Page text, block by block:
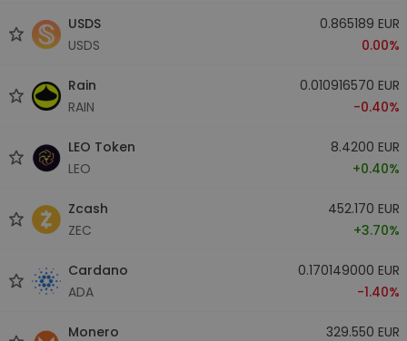
USDS
USDS
0.865189 EUR
0.00%
Rain
RAIN
0.010916570 EUR
-0.40%
LEO Token
LEO
8.4200 EUR
+0.40%
Zcash
ZEC
452.170 EUR
+3.70%
Cardano
ADA
0.170149000 EUR
-1.40%
Monero
329.550 EUR